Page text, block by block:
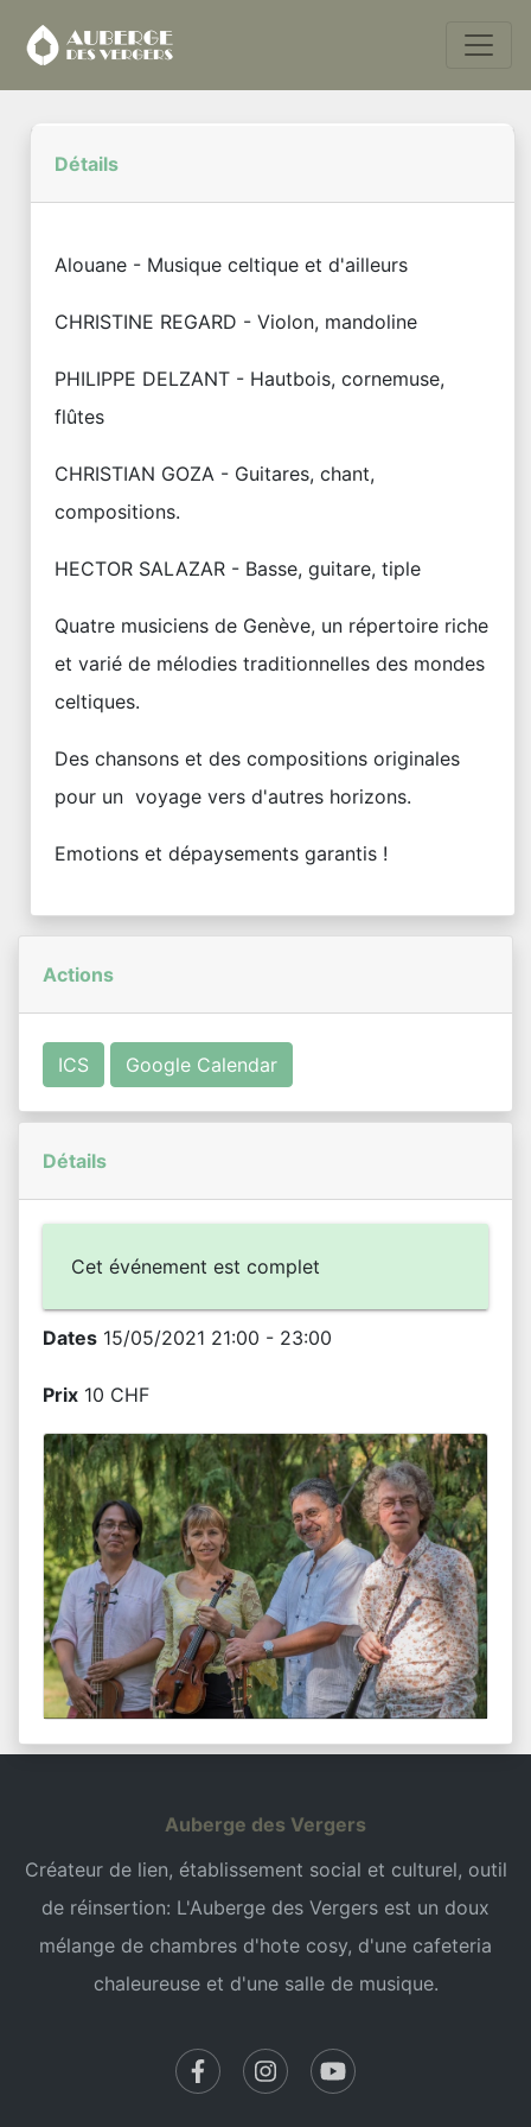
Détails
Alouane - Musique celtique et d'ailleurs
CHRISTINE REGARD - Violon, mandoline
PHILIPPE DELZANT - Hautbois, cornemuse,
flûtes
CHRISTIAN GOZA - Guitares, chant,
compositions.
HECTOR SALAZAR - Basse, guitare, tiple
​Quatre musiciens de Genève, un répertoire riche
et varié de mélodies traditionnelles des mondes
celtiques.
​Des chansons et des compositions originales
pour un voyage vers d'autres horizons.
​Emotions et dépaysements garantis !
Actions
ICS Google Calendar
Détails
Cet événement est complet
Dates 15/05/2021 21:00 - 23:00
Prix 10 CHF
Auberge des Vergers
Créateur de lien, établissement social et culturel, outil
de réinsertion: L'Auberge des Vergers est un doux
mélange de chambres d'hote cosy, d'une cafeteria
chaleureuse et d'une salle de musique.